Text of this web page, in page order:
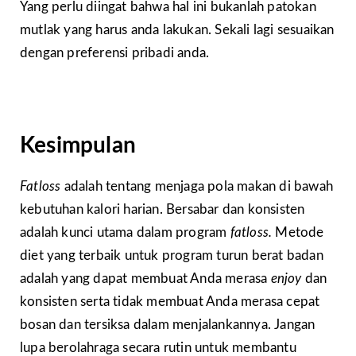
Yang perlu diingat bahwa hal ini bukanlah patokan
mutlak yang harus anda lakukan. Sekali lagi sesuaikan
dengan preferensi pribadi anda.
Kesimpulan
Fatloss adalah tentang menjaga pola makan di bawah
kebutuhan kalori harian. Bersabar dan konsisten
adalah kunci utama dalam program fatloss. Metode
diet yang terbaik untuk program turun berat badan
adalah yang dapat membuat Anda merasa enjoydan
konsisten serta tidak membuat Anda merasa cepat
bosan dan tersiksa dalam menjalankannya. Jangan
lupa berolahraga secara rutin untuk membantu